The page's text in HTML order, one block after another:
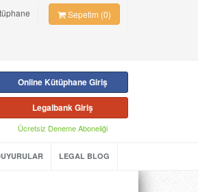
Sepetim (0)
Online Kütüphane Giriş
Legalbank Giriş
Ücretsiz Deneme Aboneliği
LEGAL BLOG